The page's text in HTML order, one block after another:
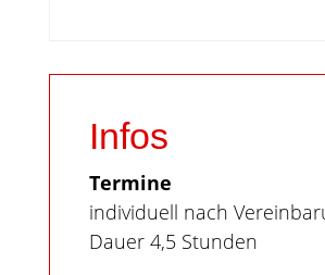
Infos
Termine
individuell nach
Dauer 4,5 Stunden